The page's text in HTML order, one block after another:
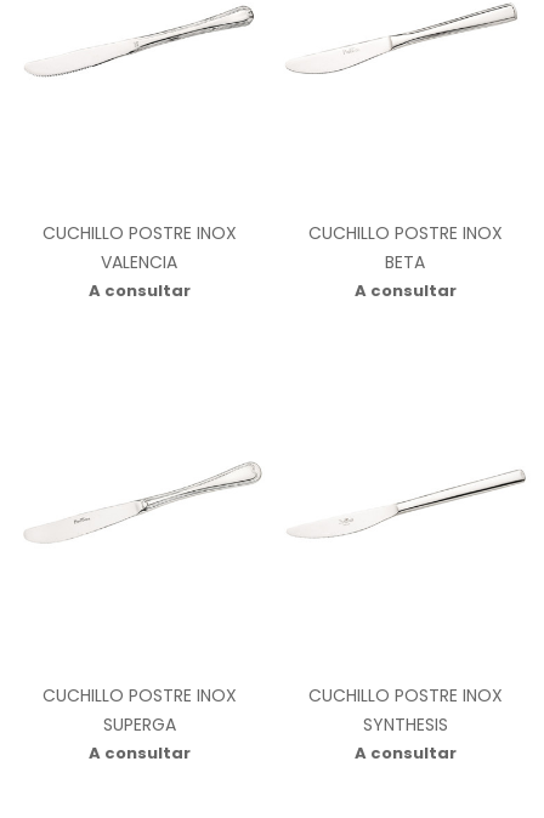
CUCHILLO POSTRE INOX
VALENCIA
A consultar
CUCHILLO POSTRE INOX
BETA
A consultar
CUCHILLO POSTRE INOX
SUPERGA
A consultar
CUCHILLO POSTRE INOX
SYNTHESIS
A consultar